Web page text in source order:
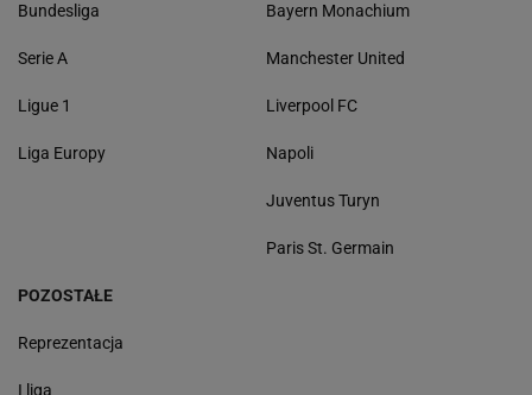
Bundesliga
Serie A
Ligue 1
Liga Europy
Bayern Monachium
Manchester United
Liverpool FC
Napoli
Juventus Turyn
Paris St. Germain
POZOSTAŁE
Reprezentacja
I liga